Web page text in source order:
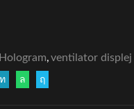
Hologram,ventilator displej